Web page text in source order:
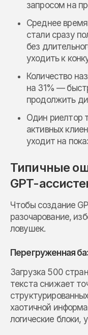
запросом на
Среднее
стали сразу
без
уходить к
Количество
на 31% —
продолжить
Один риелтор
активных
уходит на
Типичные
GPT-
Чтобы создание
разочарование,
ловушек.
Перегруженная
Загрузка 500
текста снижает
хаотичной
логические блоки,